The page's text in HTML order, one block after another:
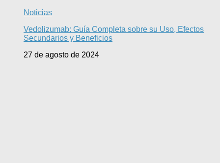
Noticias
Vedolizumab: Guía Completa sobre su Uso, Efectos
Secundarios y Beneficios
27 de agosto de 2024